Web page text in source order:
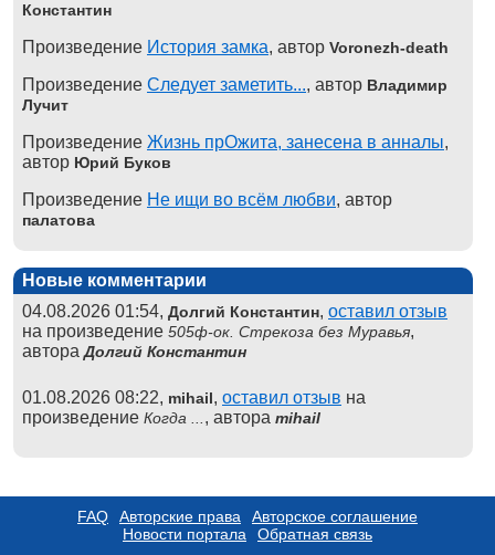
Константин
Произведение История замка, автор Voronezh-death
Произведение Следует заметить..., автор Владимир
Лучит
Произведение Жизнь прОжита, занесена в анналы,
автор Юрий Буков
Произведение Не ищи во всём любви, автор
палатова
Новые комментарии
04.08.2026 01:54, Долгий Константин, оставил отзыв
на произведение 505ф-ок. Стрекоза без Муравья,
автораДолгий Константин
01.08.2026 08:22, mihail, оставил отзыв на
произведение Когда ... , автора mihail
FAQ Авторские права
Авторское соглашение
Новости портала
Обратная связь